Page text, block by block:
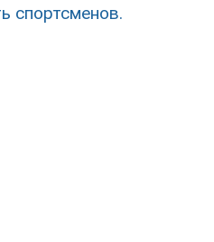
спортсменов.